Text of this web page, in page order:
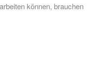
können, brauchen